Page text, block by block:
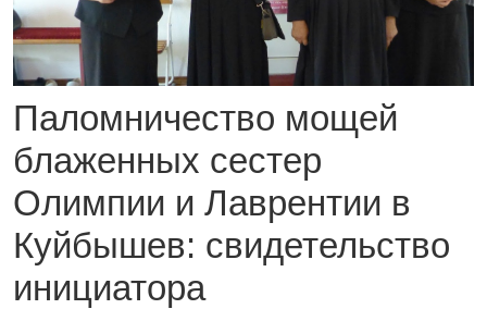
Паломничество мощей
блаженных сестер
Олимпии и Лаврентии в
Куйбышев: свидетельство
инициатора